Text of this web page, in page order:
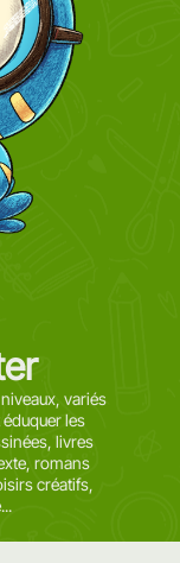
variés
les
livres
romans
créatifs,